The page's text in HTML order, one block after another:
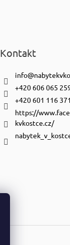
Kontakt
info@
+420 606 065
+420 601 116 371
https://
kvkostce.cz/